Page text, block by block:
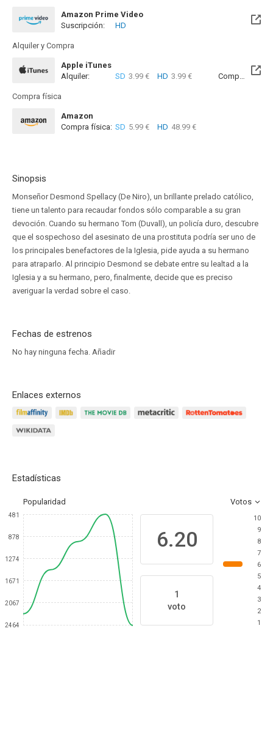
Amazon Prime Video
Suscripción:
HD
Alquiler y Compra
Apple iTunes
Alquiler:
SD 3.99 € HD 3.99 € Compra: SD
Compra física
Amazon
Compra física: SD 5.99 € HD 48.99 €
Sinopsis
Monseñor Desmond Spellacy (De Niro), un brillante prelado católico,
tiene un talento para recaudar fondos sólo comparable a su gran
devoción. Cuando su hermano Tom (Duvall), un policía duro, descubre
que el sospechoso del asesinato de una prostituta podría ser uno de
los principales benefactores de la Iglesia, pide ayuda a su hermano
para atraparlo. Al principio Desmond se debate entre su lealtad a la
Iglesia y a su hermano, pero, finalmente, decide que es preciso
averiguar la verdad sobre el caso.
Fechas de estrenos
No hay ninguna fecha. Añadir
Enlaces externos
Estadísticas
Popularidad Votos
481
878
1274
1671
2067
2464
6.20
1
voto
10
9
8
7
6
5
4
3
2
1